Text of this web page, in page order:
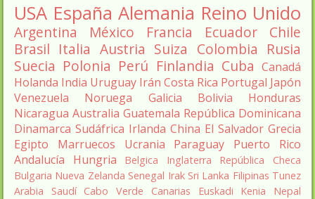
USA España Alemania Reino Unido
Argentina México Francia Ecuador
Chile
Brasil Italia Austria Suiza Colombia Rusia
Suecia Polonia Perú Finlandia Cuba Canadá
Holanda India Uruguay Irán Costa Rica Portugal Japón
Venezuela
Noruega Galicia Bolivia
Honduras
Nicaragua Australia Guatemala República Dominicana
Dinamarca Sudáfrica Irlanda China El Salvador Grecia
Egipto
Marruecos Ucrania Paraguay
Puerto Rico
Andalucía
Hungria Belgica Inglaterra
República Checa
Bulgaria Nueva Zelanda Senegal Irak Sri Lanka Filipinas Tunez
Arabia Saudí Cabo Verde Canarias Euskadi Kenia
Nepal